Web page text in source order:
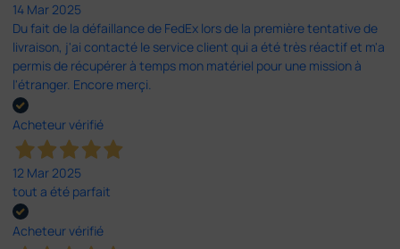
14 Mar 2025
Du fait de la défaillance de FedEx lors de la première tentative de
livraison, j'ai contacté le service client qui a été très réactif et m'a
permis de récupérer à temps mon matériel pour une mission à
l'étranger. Encore merçi.
Acheteur vérifié
12 Mar 2025
tout a été parfait
Acheteur vérifié